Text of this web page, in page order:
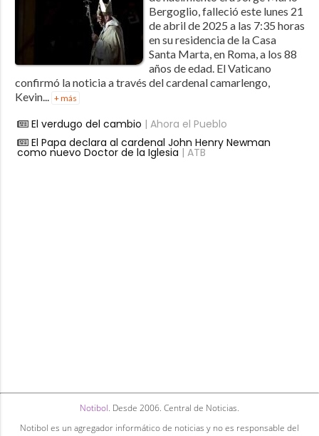
Bergoglio, falleció este lunes 21
de abril de 2025 a las 7:35 horas
en su residencia de la Casa
Santa Marta, en Roma, a los 88
años de edad. El Vaticano
confirmó la noticia a través del cardenal camarlengo,
Kevin... + más
El verdugo del cambio | Ahora el Pueblo
El Papa declara al cardenal John Henry Newman
como nuevo Doctor de la Iglesia | ATB
Notibol. Desde 2006. Central de Noticias.
Notibol es un agregador informático de noticias y no es responsable del